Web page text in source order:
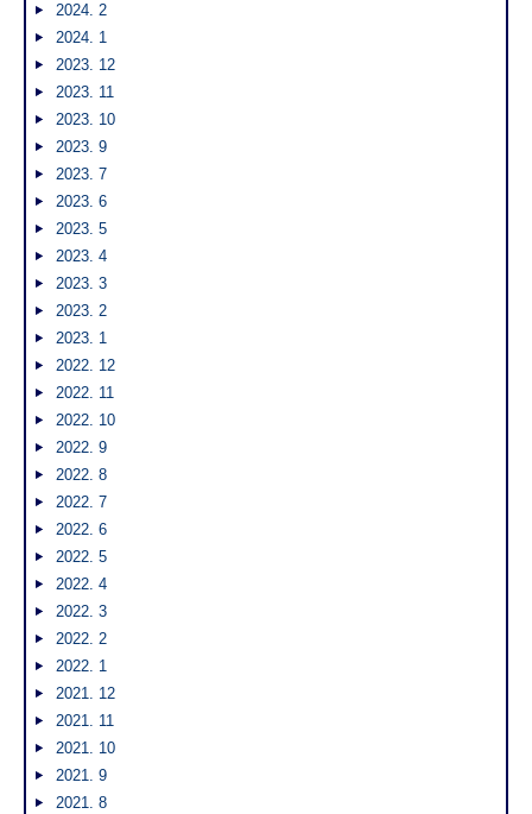
2024. 2
2024. 1
2023. 12
2023. 11
2023. 10
2023. 9
2023. 7
2023. 6
2023. 5
2023. 4
2023. 3
2023. 2
2023. 1
2022. 12
2022. 11
2022. 10
2022. 9
2022. 8
2022. 7
2022. 6
2022. 5
2022. 4
2022. 3
2022. 2
2022. 1
2021. 12
2021. 11
2021. 10
2021. 9
2021. 8